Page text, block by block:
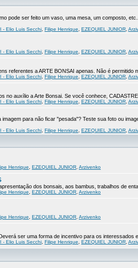
pode ser feito um vaso, uma mesa, um composto,
- Elio Luis Secchi Filipe Henrique EZEQUIEL JUNIOR
- Elio Luis Secchi Filipe Henrique EZEQUIEL JUNIOR
referentes a ARTE BONSAI apenas. Não é permitido
- Elio Luis Secchi Filipe Henrique EZEQUIEL JUNIOR
auxílio a Arte Bonsai. Se você conhece,
- Elio Luis Secchi Filipe Henrique EZEQUIEL JUNIOR
para não ficar "pesada"? Teste sua foto ou
- Elio Luis Secchi Filipe Henrique EZEQUIEL JUNIOR
Henrique EZEQUIEL JUNIOR Arzivenko
dos bonsais, aos bambus, trabalhos de
Henrique EZEQUIEL JUNIOR Arzivenko
Henrique EZEQUIEL JUNIOR Arzivenko
ser uma forma de incentivo para os interessados
- Elio Luis Secchi Filipe Henrique EZEQUIEL JUNIOR